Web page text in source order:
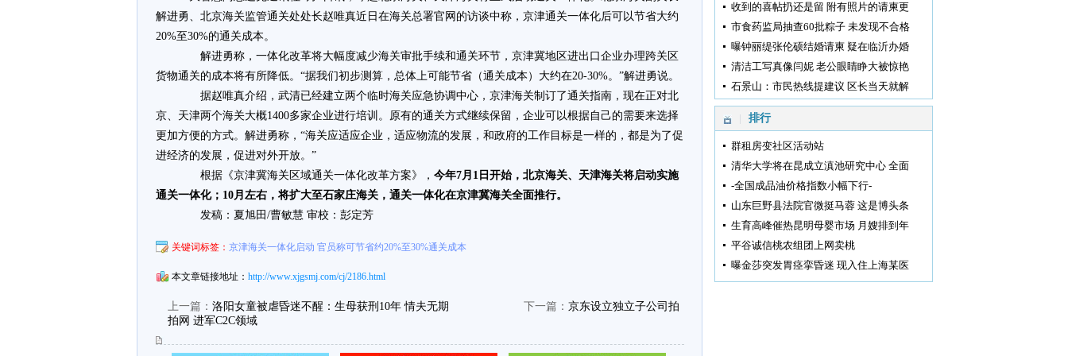
解进勇、北京海关监管通关处处长赵唯真近日在海关总署官网的访谈中称，京津通关一体化后可以节省大约
20%至30%的通关成本。
解进勇称，一体化改革将大幅度减少海关审批手续和通关环节，京津冀地区进出口企业办理跨关区
货物通关的成本将有所降低。“据我们初步测算，总体上可能节省（通关成本）大约在20-30%。”解进勇说。
据赵唯真介绍，武清已经建立两个临时海关应急协调中心，京津海关制订了通关指南，现在正对北
京、天津两个海关大概1400多家企业进行培训。原有的通关方式继续保留，企业可以根据自己的需要来选择
更加方便的方式。解进勇称，“海关应适应企业，适应物流的发展，和政府的工作目标是一样的，都是为了促
进经济的发展，促进对外开放。”
根据《京津冀海关区域通关一体化改革方案》， 今年7月1日开始，北京海关、天津海关将启动实施
通关一体化；10月左右，将扩大至石家庄海关，通关一体化在京津冀海关全面推行。
发稿：夏旭田/曹敏慧 审校：彭定芳
关键词标签： 京津海关一体化启动 官员称可节省约20%至30%通关成本
本文章链接地址： http://www.xjgsmj.com/cj/2186.html
上一篇： 洛阳女童被虐昏迷不醒：生母获刑10年 情夫无期 下一篇： 京东设立独立子公司拍
拍网 进军C2C领域
收到的喜帖扔还是留 附有照片的请柬更
市食药监局抽查60批粽子 未发现不合格
曝钟丽缇张伦硕结婚请柬 疑在临沂办婚
清洁工写真像闫妮 老公眼睛睁大被惊艳
石景山：市民热线提建议 区长当天就解
排行
群租房变社区活动站
清华大学将在昆成立滇池研究中心 全面
-全国成品油价格指数小幅下行-
山东巨野县法院官微挺马蓉 这是博头条
生育高峰催热昆明母婴市场 月嫂排到年
平谷诚信桃农组团上网卖桃
曝金莎突发胃痉挛昏迷 现入住上海某医